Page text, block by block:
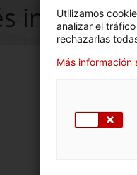
Utilizamos
analizar el
rechazarlas
Más información